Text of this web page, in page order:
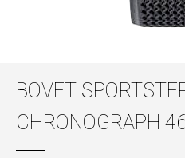
BOVET
CHRONOGRAPH